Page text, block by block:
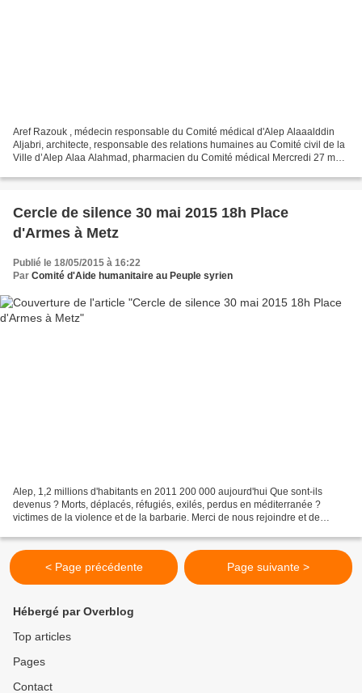
Aref Razouk , médecin responsable du Comité médical d'Alep Alaaalddin
Aljabri, architecte, responsable des relations humaines au Comité civil de la
Ville d’Alep Alaa Alahmad, pharmacien du Comité médical Mercredi 27 mai
Cercle de silence 30 mai 2015 18h Place
d'Armes à Metz
Publié le 18/05/2015 à 16:22
Par Comité d'Aide humanitaire au Peuple syrien
Alep, 1,2 millions d'habitants en 2011 200 000 aujourd'hui Que sont-ils
devenus ? Morts, déplacés, réfugiés, exilés, perdus en méditerranée ?
victimes de la violence et de la barbarie. Merci de nous rejoindre et de
< Page précédente Page suivante >
Hébergé par Overblog
Top articles
Pages
Contact